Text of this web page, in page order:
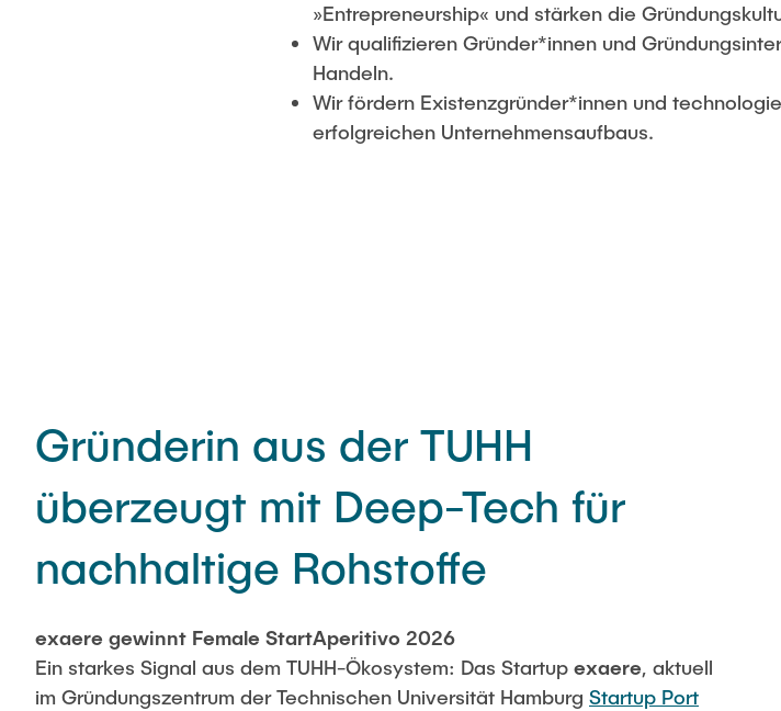
»Entrepreneurship« und stärken die
Wir qualifizieren Gründer*innen und
Handeln.
Wir fördern Existenzgründer*innen und
erfolgreichen Unternehmensaufbaus.
Gründerin aus der TUHH
überzeugt mit Deep-Tech für
nachhaltige Rohstoffe
exaere gewinnt Female StartAperitivo 2026
Ein starkes Signal aus dem TUHH-Ökosystem: Das Startup exaere, aktuell
im Gründungszentrum der Technischen Universität Hamburg Startup Port